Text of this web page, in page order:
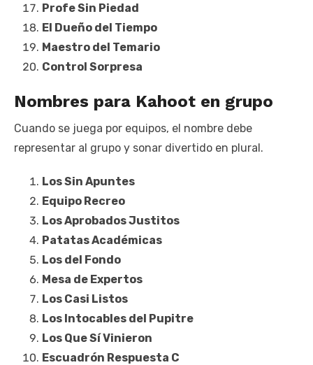
Profe Sin Piedad
El Dueño del Tiempo
Maestro del Temario
Control Sorpresa
Nombres para Kahoot en grupo
Cuando se juega por equipos, el nombre debe
representar al grupo y sonar divertido en plural.
Los Sin Apuntes
Equipo Recreo
Los Aprobados Justitos
Patatas Académicas
Los del Fondo
Mesa de Expertos
Los Casi Listos
Los Intocables del Pupitre
Los Que Sí Vinieron
Escuadrón Respuesta C